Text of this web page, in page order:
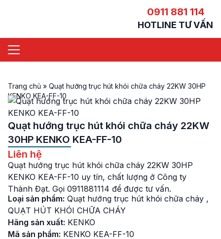
0911 881 114
HOTLINE TƯ VẤN
Trang chủ » Quạt hướng trục hút khói chữa cháy 22KW 30HP
KENKO KEA-FF-10
Quạt hướng trục hút khói chữa cháy 22KW
30HP KENKO KEA-FF-10
Liên hệ
Quạt hướng trục hút khói chữa cháy 22KW 30HP
KENKO KEA-FF-10 uy tín, chất lượng ở Công ty
Thành Đạt. Gọi 0911881114 để được tư vấn.
Loại sản phẩm: Quạt hướng trục hút khói chữa cháy ,
QUẠT HÚT KHÓI CHỮA CHÁY
Hãng sản xuất: KENKO
Mã sản phẩm: KENKO KEA-FF-10